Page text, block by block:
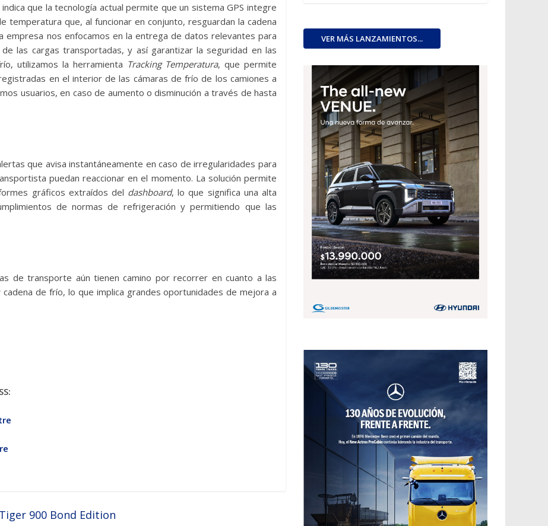
que la tecnología actual permite que un sistema GPS integre
temperatura que, al funcionar en conjunto, resguardan la cadena
empresa nos enfocamos en la entrega de datos relevantes para
las cargas transportadas, y así garantizar la seguridad en las
utilizamos la herramienta Tracking Temperatura, que permite
en el interior de las cámaras de frío de los camiones a
usuarios, en caso de aumento o disminución a través de hasta
que avisa instantáneamente en caso de irregularidades para
puedan reaccionar en el momento. La solución permite
gráficos extraídos del dashboard, lo que significa una alta
de normas de refrigeración y permitiendo que las
de transporte aún tienen camino por recorrer en cuanto a las
cadena de frío, lo que implica grandes oportunidades de mejora a
900 Bond Edition
VER MÁS LANZAMIENTOS...